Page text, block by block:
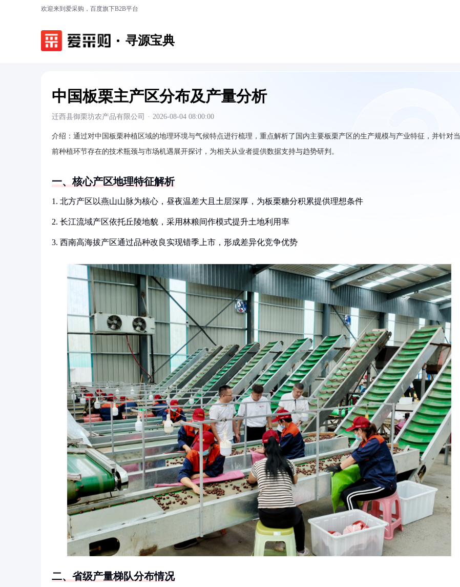
欢迎来到爱采购，百度旗下B2B平台
寻源宝典
中国板栗主产区分布及产量分析
迁西县御栗坊农产品有限公司 · 2026-08-04 08:00:00
介绍： 通过对中国板栗种植区域的地理环境与气候特点进行梳理，重点解析了国内主要板栗产区的生产规模与产业特征，并针对当
前种植环节存在的技术瓶颈与市场机遇展开探讨，为相关从业者提供数据支持与趋势研判。
一、核心产区地理特征解析
1. 北方产区以燕山山脉为核心，昼夜温差大且土层深厚，为板栗糖分积累提供理想条件
2. 长江流域产区依托丘陵地貌，采用林粮间作模式提升土地利用率
3. 西南高海拔产区通过品种改良实现错季上市，形成差异化竞争优势
二、省级产量梯队分布情况